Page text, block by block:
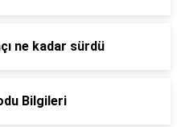
ne kadar sürdü
Bilgileri